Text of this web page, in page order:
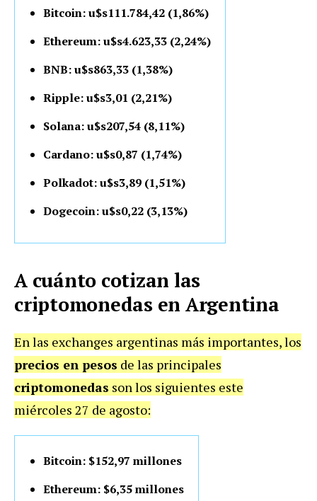
Bitcoin: u$s111.784,42 (1,86%)
Ethereum: u$s4.623,33 (2,24%)
BNB: u$s863,33 (1,38%)
Ripple: u$s3,01 (2,21%)
Solana: u$s207,54 (8,11%)
Cardano: u$s0,87 (1,74%)
Polkadot: u$s3,89 (1,51%)
Dogecoin: u$s0,22 (3,13%)
A cuánto cotizan las
criptomonedas en Argentina
En las exchanges argentinas más importantes, los
precios en pesos de las principales
criptomonedas son los siguientes este
miércoles 27 de agosto:
Bitcoin: $152,97 millones
Ethereum: $6,35 millones